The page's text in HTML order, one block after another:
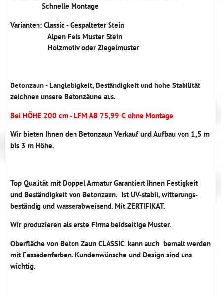
Schnelle Montage
Varianten: Classic - Gespalteter Stein
Alpen Fels Muster Stein
Holzmotiv oder Ziegelmuster
Betonzaun - Langlebigkeit, Beständigkeit und hohe Stabilität
zeichnen unsere Betonzäune aus.
Bei HÖHE 200 cm - LFM AB 75,99 € ohne Montage
Wir bieten Ihnen den Betonzaun Verkauf und Aufbau von 1,5 m
bis 3 m Höhe.
Top Qualität mit Doppel Armatur Garantiert Ihnen Festigkeit
und Beständigkeit von Betonzaun. Ist UV-stabil, witterungs-
beständig und wasserabweisend. Mit ZERTIFIKAT.
Wir produzieren als erste Firma beidseitige Muster.
Oberfläche von Beton Zaun CLASSIC kann auch bemalt werden
mit Fassadenfarben. Kundenwünsche und Design sind uns
wichtig.